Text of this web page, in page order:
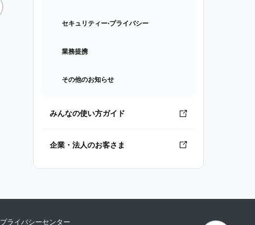
セキュリティー⋅プライバシー
業務提携
その他のお知らせ
みんなの使い方ガイド
企業・法人のお客さま
プライバシーセンター